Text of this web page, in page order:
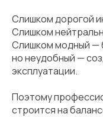
Слишком дорогой
Слишком
Слишком модный —
но неудобный —
эксплуатации.
Поэтому
строится на